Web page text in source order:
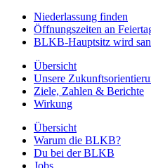
Niederlassung finden
Öffnungszeiten an
BLKB-Hauptsitz wird
Übersicht
Unsere
Ziele, Zahlen & Berichte
Wirkung
Übersicht
Warum die BLKB?
Du bei der BLKB